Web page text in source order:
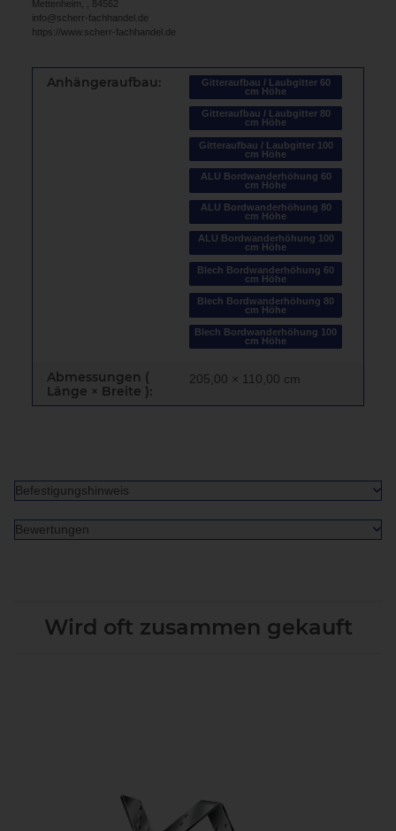
Mettenheim, , 84562
info@scherr-fachhandel.de
https://www.scherr-fachhandel.de
Anhängeraufbau:
Gitteraufbau / Laubgitter 60
cm Höhe
Gitteraufbau / Laubgitter 80
cm Höhe
Gitteraufbau / Laubgitter 100
cm Höhe
ALU Bordwanderhöhung 60
cm Höhe
ALU Bordwanderhöhung 80
cm Höhe
ALU Bordwanderhöhung 100
cm Höhe
Blech Bordwanderhöhung 60
cm Höhe
Blech Bordwanderhöhung 80
cm Höhe
Blech Bordwanderhöhung 100
cm Höhe
Abmessungen (
Länge × Breite ):
205,00 × 110,00 cm
Befestigungshinweis
Bewertungen
Wird oft zusammen gekauft